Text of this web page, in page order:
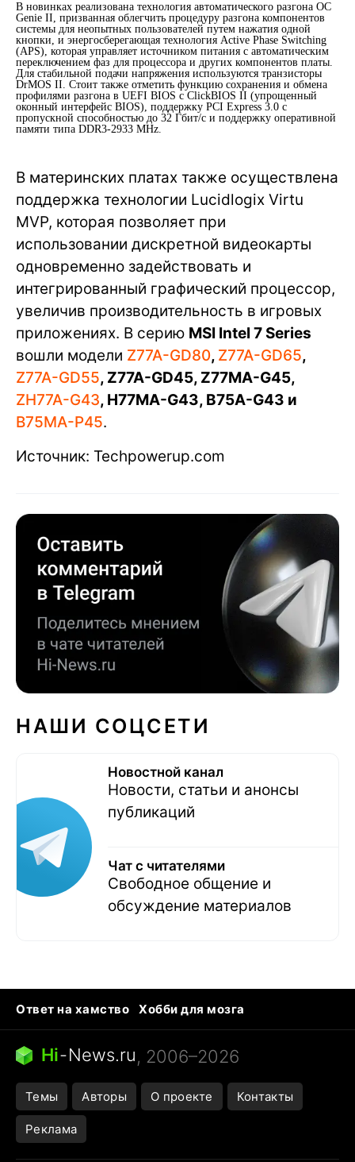
В новинках реализована технология автоматического разгона OC
Genie II, призванная облегчить процедуру разгона компонентов
системы для неопытных пользователей путем нажатия одной
кнопки, и энергосберегающая технология Active Phase Switching
(APS), которая управляет источником питания с автоматическим
переключением фаз для процессора и других компонентов платы.
Для стабильной подачи напряжения используются транзисторы
DrMOS II. Стоит также отметить функцию сохранения и обмена
профилями разгона в UEFI BIOS с ClickBIOS II (упрощенный
оконный интерфейс BIOS), поддержку PCI Express 3.0 с
пропускной способностью до 32 Гбит/с и поддержку оперативной
памяти типа DDR3-2933 MHz.
В материнских платах также осуществлена
поддержка технологии Lucidlogix Virtu
MVP, которая позволяет при
использовании дискретной видеокарты
одновременно задействовать и
интегрированный графический процессор,
увеличив производительность в игровых
приложениях. В серию MSI Intel 7 Series
вошли модели Z77A-GD80, Z77A-GD65,
Z77A-GD55, Z77A-GD45, Z77МA-G45,
ZH77A-G43, H77МA-G43, B75A-G43 и
B75MA-P45.
Источник: Techpowerup.com
НАШИ СОЦСЕТИ
Новостной канал
Новости, статьи и анонсы
публикаций
Чат с читателями
Свободное общение и
обсуждение материалов
Ответ на хамство
Хобби для мозга
Бензин 100 и 95
Тунцы в океанариуме
Следующая пандемия
Hi-News.ru, 2006–2026
Темы Авторы О проекте Контакты
Реклама